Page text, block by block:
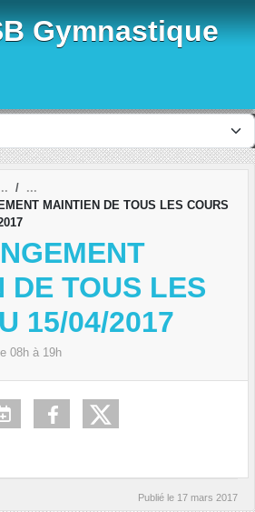
Gymnastique
MAINTIEN DE TOUS LES COURS
DE TOUS LES
15/04/2017
08h à 19h
Publié le 17 mars 2017
cookies